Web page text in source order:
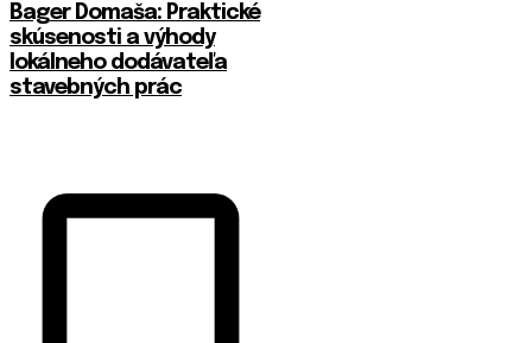
Bager Domaša: Praktické
skúsenosti a výhody
lokálneho dodávateľa
stavebných prác